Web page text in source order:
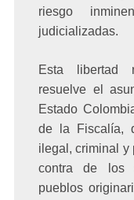
riesgo
judicializadas.
Esta libertad
resuelve el
Estado
de la Fiscalía,
ilegal, criminal y
contra de los
pueblos